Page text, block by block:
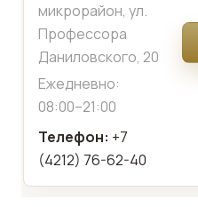
микрорайон, ул.
Профессора
Даниловского, 20
Ежедневно:
08:00–21:00
Телефон: +7
(4212) 76-62-40